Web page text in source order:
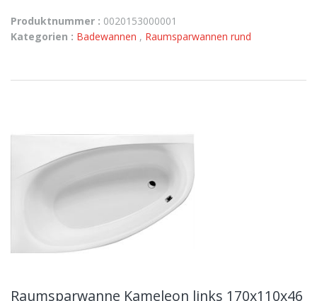
Produktnummer : 0020153000001
Kategorien : Badewannen , Raumsparwannen rund
Raumsparwanne Kameleon links 170x110x46